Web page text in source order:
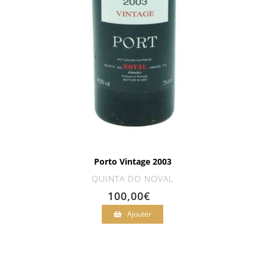
Porto Vintage 2003
QUINTA DO NOVAL
100,00€
Ajouter